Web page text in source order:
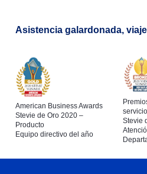
Asistencia galardonada,
American Business Awards
Stevie de Oro 2020 –
Producto
Equipo directivo del año
Stevie